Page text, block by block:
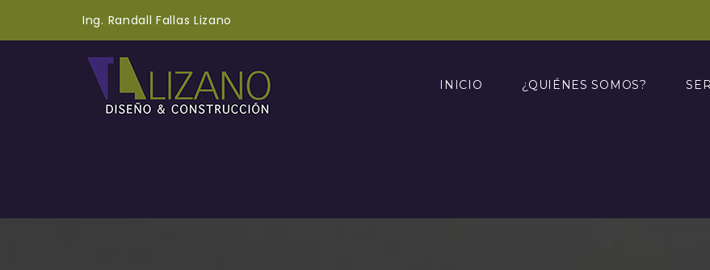
Ing. Randall Fallas Lizano
INICIO ¿QUIÉNES SOMOS?